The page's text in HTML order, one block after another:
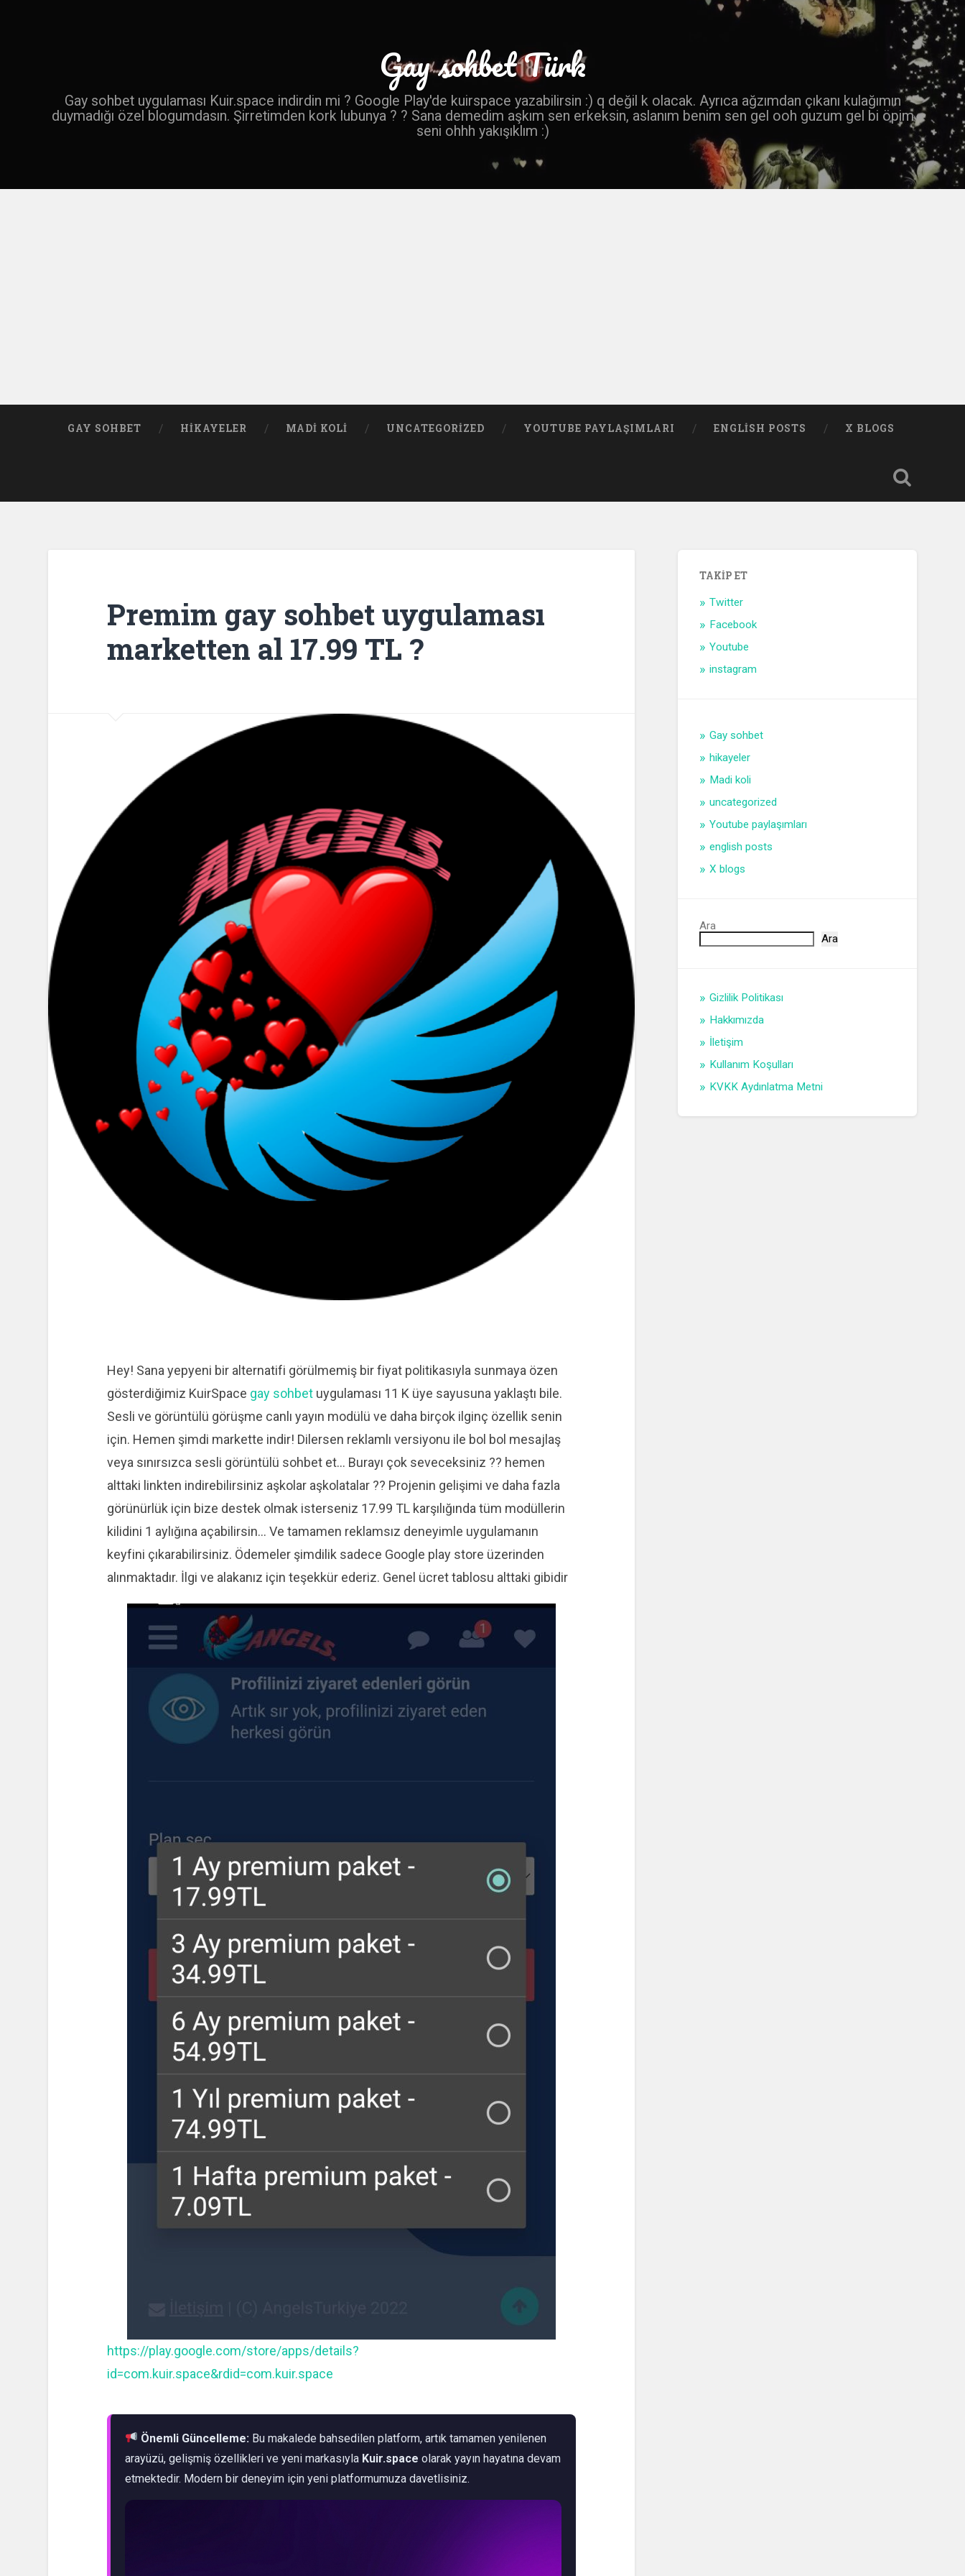
Gay sohbet Türk
Gay sohbet uygulaması Kuir.space indirdin mi ? Google Play'de kuirspace yazabilirsin :) q değil k olacak. Ayrıca ağzımdan çıkanı kulağımın
duymadığı özel blogumdasın. Şirretimden kork lubunya ? ? Sana demedim aşkım sen erkeksin, aslanım benim sen gel ooh guzum gel bi öpim
seni ohhh yakışıklım :)
GAY SOHBET HIKAYELER MADI KOLI UNCATEGORIZED YOUTUBE PAYLAŞIMLARI ENGLISH POSTS X BLOGS
Premim gay sohbet uygulaması
marketten al 17.99 TL ?
Hey! Sana yepyeni bir alternatifi görülmemiş bir fiyat politikasıyla sunmaya özen
gösterdiğimiz KuirSpace gay sohbetuygulaması 11 K üye sayusuna yaklaştı bile.
Sesli ve görüntülü görüşme canlı yayın modülü ve daha birçok ilginç özellik senin
için. Hemen şimdi markette indir! Dilersen reklamlı versiyonu ile bol bol mesajlaş
veya sınırsızca sesli görüntülü sohbet et… Burayı çok seveceksiniz ?? hemen
alttaki linkten indirebilirsiniz aşkolar aşkolatalar ?️‍? Projenin gelişimi ve daha fazla
görünürlük için bize destek olmak isterseniz 17.99 TL karşılığında tüm modüllerin
kilidini 1 aylığına açabilirsin… Ve tamamen reklamsız deneyimle uygulamanın
keyfini çıkarabilirsiniz. Ödemeler şimdilik sadece Google play store üzerinden
alınmaktadır. İlgi ve alakanız için teşekkür ederiz. Genel ücret tablosu alttaki gibidir
https://play.google.com/store/apps/details?
id=com.kuir.space&rdid=com.kuir.space
Önemli Güncelleme: Bu makalede bahsedilen platform, artık tamamen yenilenen
arayüzü, gelişmiş özellikleri ve yeni markasıyla Kuir.space olarak yayın hayatına devam
etmektedir. Modern bir deneyim için yeni platformumuza davetlisiniz.
TAKIP ET
Twitter
Facebook
Youtube
instagram
Gay sohbet
hikayeler
Madi koli
uncategorized
Youtube paylaşımları
english posts
X blogs
Ara
Ara
Gizlilik Politikası
Hakkımızda
İletişim
Kullanım Koşulları
KVKK Aydınlatma Metni